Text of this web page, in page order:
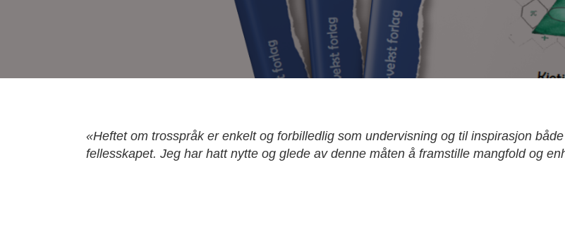
«Heftet om trosspråk er enkelt og forbilledlig som undervisning og til inspirasjon
fellesskapet. Jeg har hatt nytte og glede av denne måten å framstille mangfold og